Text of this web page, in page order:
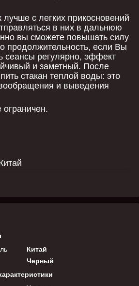
с легких прикосновений
в них в дальнюю
вы сможете повышать силу
продолжительность, если Вы
сеансы регулярно, эффект
и заметный. После
стакан теплой воды: это
и выведения
ограничен.
Китай
Черный